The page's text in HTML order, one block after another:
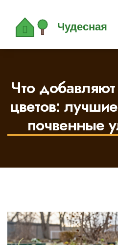
Что
цветов:
почвенные